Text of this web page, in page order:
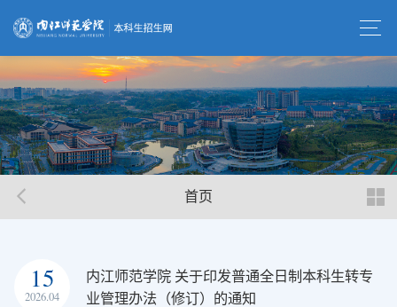
首页
15
2026.04
内江师范学院 关于印发普通全日制本科生转专
业管理办法（修订）的通知